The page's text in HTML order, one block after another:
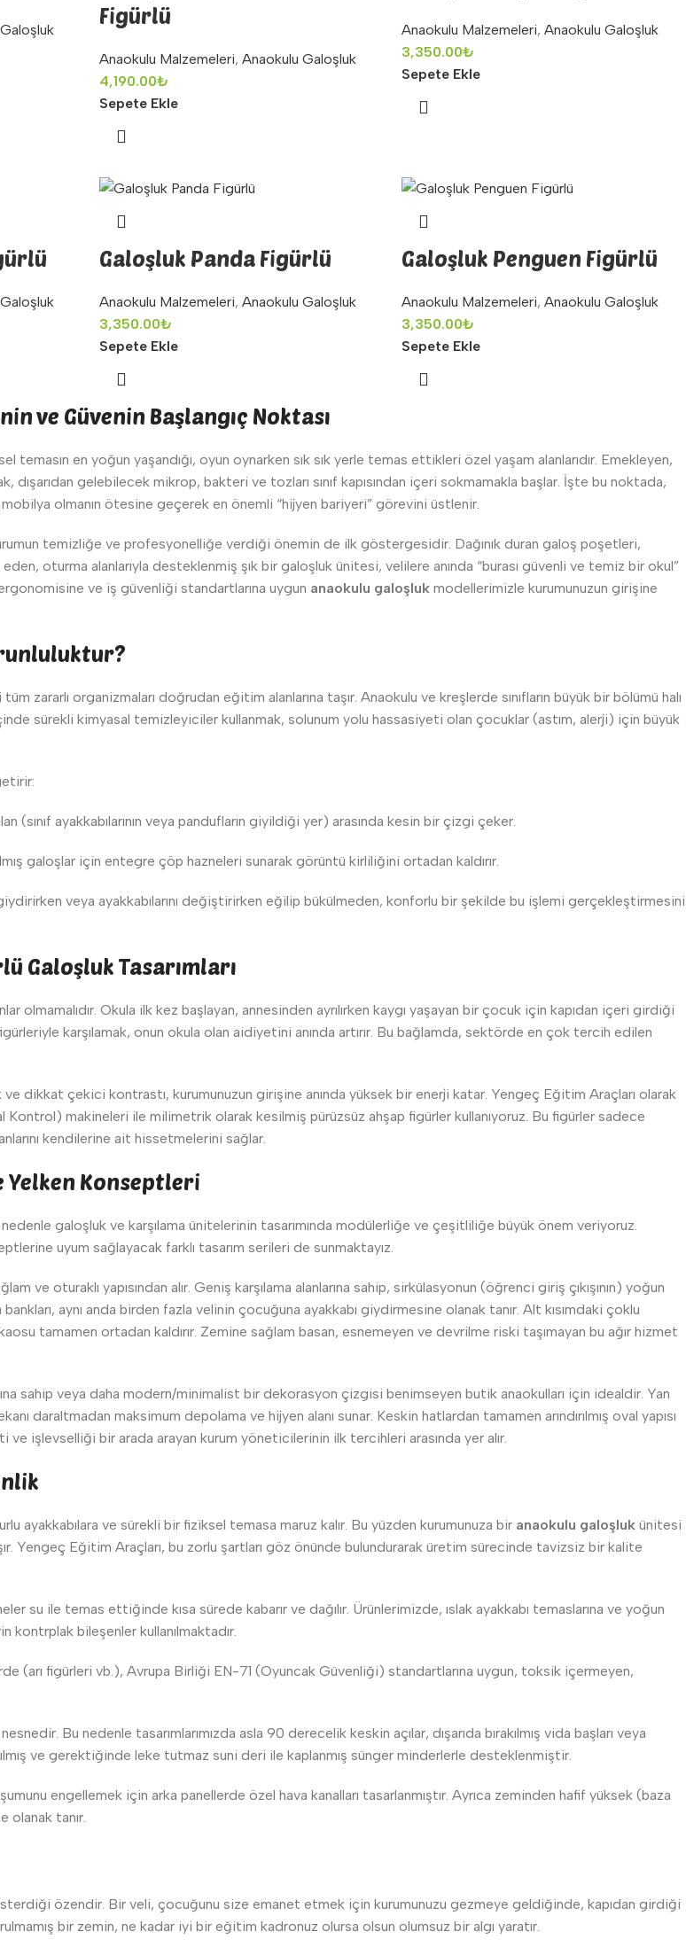
Figürlü
Anaokulu Malzemeleri, Anaokulu Galoşluk
4,190.00₺
Sepete Ekle
Anaokulu Malzemeleri, Anaokulu Galoşluk
3,350.00₺
Sepete Ekle
Galoşluk Panda Figürlü
Anaokulu Malzemeleri, Anaokulu Galoşluk
3,350.00₺
Sepete Ekle
Galoşluk Penguen Figürlü
Anaokulu Malzemeleri, Anaokulu Galoşluk
3,350.00₺
Sepete Ekle
ve Güvenin Başlangıç Noktası
en yoğun yaşandığı, oyun oynarken sık sık yerle temas ettikleri özel yaşam alanlarıdır. Emekleyen,
dışarıdan gelebilecek mikrop, bakteri ve tozları sınıf kapısından içeri sokmamakla başlar. İşte bu noktada,
olmanın ötesine geçerek en önemli “hijyen bariyeri” görevini üstlenir.
temizliğe ve profesyonelliğe verdiği önemin de ilk göstergesidir. Dağınık duran galoş poşetleri,
oturma alanlarıyla desteklenmiş şık bir galoşluk ünitesi, velilere anında “burası güvenli ve temiz bir okul”
ve iş güvenliği standartlarına uygun anaokulu galoşluk modellerimizle kurumunuzun girişine
zararlı organizmaları doğrudan eğitim alanlarına taşır. Anaokulu ve kreşlerde sınıfların büyük bir bölümü halı
sürekli kimyasal temizleyiciler kullanmak, solunum yolu hassasiyeti olan çocuklar (astım, alerji) için büyük
(sınıf ayakkabılarının veya pandufların giyildiği yer) arasında kesin bir çizgi çeker.
galoşlar için entegre çöp hazneleri sunarak görüntü kirliliğini ortadan kaldırır.
veya ayakkabılarını değiştirirken eğilip bükülmeden, konforlu bir şekilde bu işlemi gerçekleştirmesini
Galoşluk Tasarımları
olmamalıdır. Okula ilk kez başlayan, annesinden ayrılırken kaygı yaşayan bir çocuk için kapıdan içeri girdiği
karşılamak, onun okula olan aidiyetini anında artırır. Bu bağlamda, sektörde en çok tercih edilen
ve dikkat çekici kontrastı, kurumunuzun girişine anında yüksek bir enerji katar. Yengeç Eğitim Araçları olarak
Kontrol) makineleri ile milimetrik olarak kesilmiş pürüzsüz ahşap figürler kullanıyoruz. Bu figürler sadece
kendilerine ait hissetmelerini sağlar.
Yelken Konseptleri
galoşluk ve karşılama ünitelerinin tasarımında modülerliğe ve çeşitliliğe büyük önem veriyoruz.
uyum sağlayacak farklı tasarım serileri de sunmaktayız.
ve oturaklı yapısından alır. Geniş karşılama alanlarına sahip, sirkülasyonun (öğrenci giriş çıkışının) yoğun
aynı anda birden fazla velinin çocuğuna ayakkabı giydirmesine olanak tanır. Alt kısımdaki çoklu
tamamen ortadan kaldırır. Zemine sağlam basan, esnemeyen ve devrilme riski taşımayan bu ağır hizmet
sahip veya daha modern/minimalist bir dekorasyon çizgisi benimseyen butik anaokulları için idealdir. Yan
daraltmadan maksimum depolama ve hijyen alanı sunar. Keskin hatlardan tamamen arındırılmış oval yapısı
işlevselliği bir arada arayan kurum yöneticilerinin ilk tercihleri arasında yer alır.
ayakkabılara ve sürekli bir fiziksel temasa maruz kalır. Bu yüzden kurumunuza bir anaokulu galoşluk ünitesi
Yengeç Eğitim Araçları, bu zorlu şartları göz önünde bulundurarak üretim sürecinde tavizsiz bir kalite
su ile temas ettiğinde kısa sürede kabarır ve dağılır. Ürünlerimizde, ıslak ayakkabı temaslarına ve yoğun
kontrplak bileşenler kullanılmaktadır.
(arı figürleri vb.), Avrupa Birliği EN-71 (Oyuncak Güvenliği) standartlarına uygun, toksik içermeyen,
Bu nedenle tasarımlarımızda asla 90 derecelik keskin açılar, dışarıda bırakılmış vida başları veya
ve gerektiğinde leke tutmaz suni deri ile kaplanmış sünger minderlerle desteklenmiştir.
engellemek için arka panellerde özel hava kanalları tasarlanmıştır. Ayrıca zeminden hafif yüksek (baza
olanak tanır.
özendir. Bir veli, çocuğunu size emanet etmek için kurumunuzu gezmeye geldiğinde, kapıdan girdiği
bir zemin, ne kadar iyi bir eğitim kadronuz olursa olsun olumsuz bir algı yaratır.